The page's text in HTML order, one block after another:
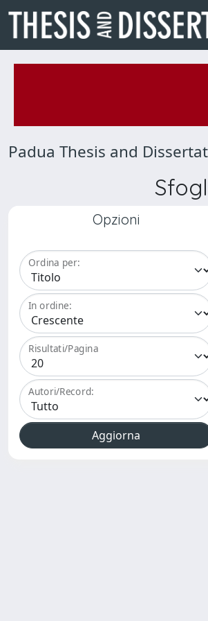
Padua Thesis and
Opzioni
Ordina per:
In ordine:
Risultati/Pagina
Autori/Record: